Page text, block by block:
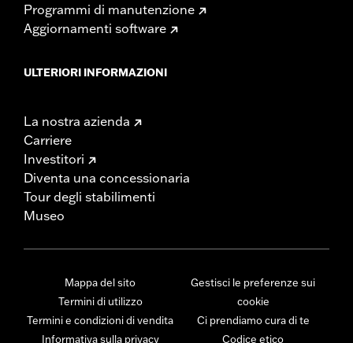
Programmi di manutenzione
Aggiornamenti software
ULTERIORI INFORMAZIONI
La nostra azienda
Carriere
Investitori
Diventa una concessionaria
Tour degli stabilimenti
Museo
Mappa del sito
Termini di utilizzo
Termini e condizioni di vendita
Informativa sulla privacy
Gestisci le preferenze sui
cookie
Ci prendiamo cura di te
Codice etico